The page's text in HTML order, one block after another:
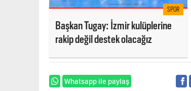
SPOR
Başkan Tugay: İzmir kulüplerine
rakip değil destek olacağız
Whatsapp ile paylaş